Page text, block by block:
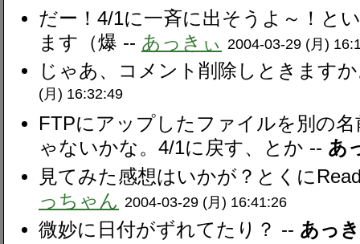
だー！4/1に一斉に出そうよ～！と
ます（爆 -- あっきぃ 2004-03-29 (月)
じゃあ、コメント削除しときます
(月) 16:32:49
FTPにアップしたファイルを別の
ゃないかな。4/1に戻す、とか -- あ
見てみた感想はいかが？とくに
っちゃん 2004-03-29 (月) 16:41:26
微妙に日付がずれてたり？ -- あっ